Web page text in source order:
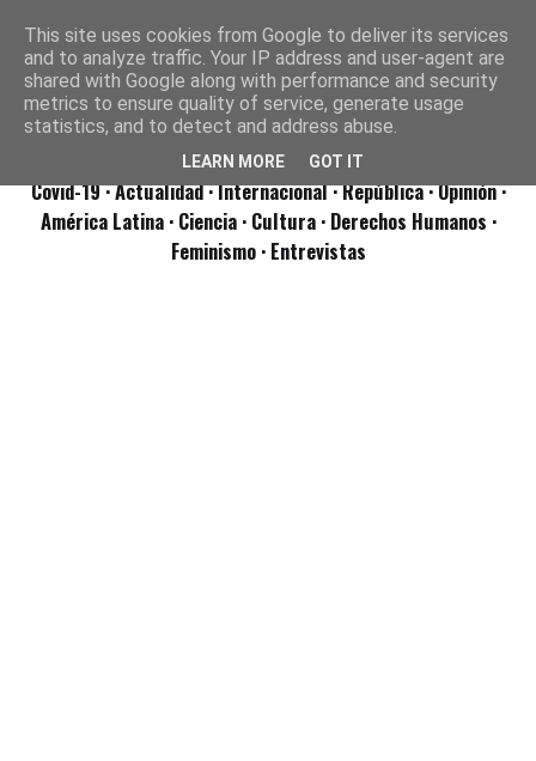
Covid-19· Actualidad· Internacional· República· Opinión·
América Latina · Ciencia · Cultura · Derechos Humanos ·
Feminismo · Entrevistas
This site uses cookies from Google to deliver its services
and to analyze traffic. Your IP address and user-agent are
shared with Google along with performance and security
metrics to ensure quality of service, generate usage
statistics, and to detect and address abuse.
LEARN MORE GOT IT